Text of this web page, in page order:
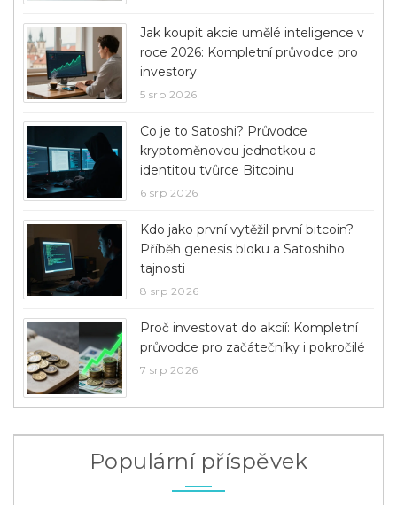
Jak koupit akcie umělé inteligence v
roce 2026: Kompletní průvodce pro
investory
5 srp 2026
Co je to Satoshi? Průvodce
kryptoměnovou jednotkou a
identitou tvůrce Bitcoinu
6 srp 2026
Kdo jako první vytěžil první bitcoin?
Příběh genesis bloku a Satoshiho
tajnosti
8 srp 2026
Proč investovat do akcií: Kompletní
průvodce pro začátečníky i pokročilé
7 srp 2026
Populární příspěvek